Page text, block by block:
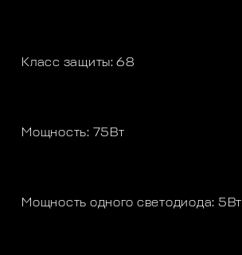
Класс защиты: 68
Мощность: 75Вт
Мощность одного светодиода: 5Вт